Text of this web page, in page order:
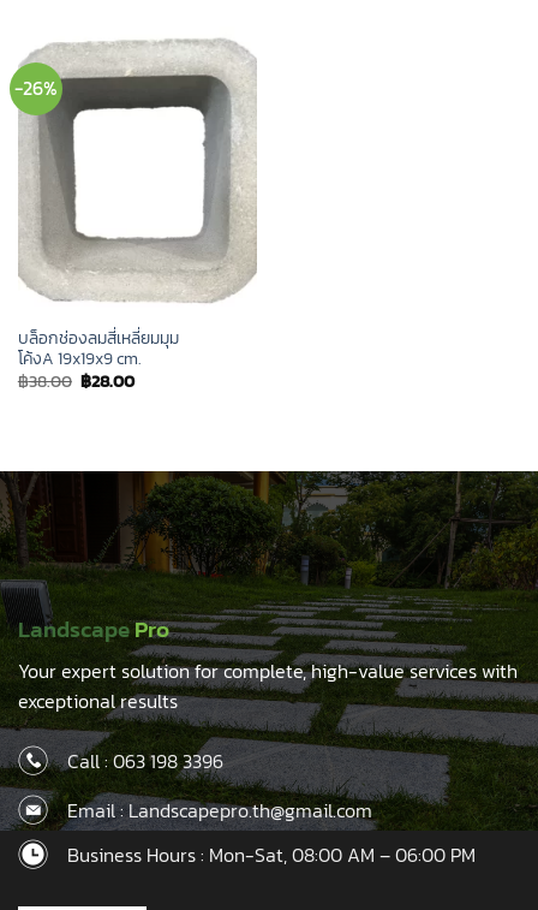
-26%
บล็อกช่องลมสี่เหลี่ยมมุม
โค้งA 19x19x9 cm.
฿38.00 Original
price
฿28.00Current
price
LandscapePro
Your expert solution for complete, high-value services with
exceptional results
Call :063 198 3396
Email : Landscapepro.th@gmail.com
Business Hours : Mon-Sat, 08:00 AM – 06:00 PM